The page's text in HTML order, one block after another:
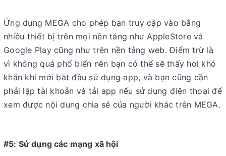
Ứng dụng MEGA cho phép bạn truy cập vào bằng
nhiều thiết bị trên mọi nền tảng như AppleStore và
Google Play cũng như trên nền tảng web. Điểm trừ là
vì không quá phổ biến nên bạn có thể sẽ thấy hơi khó
khăn khi mới bắt đầu sử dụng app, và bạn cũng cần
phải lập tài khoản và tải app nếu sử dụng điện thoại để
xem được nội dung chia sẻ của người khác trên MEGA.
#5: Sử dụng các mạng xã hội